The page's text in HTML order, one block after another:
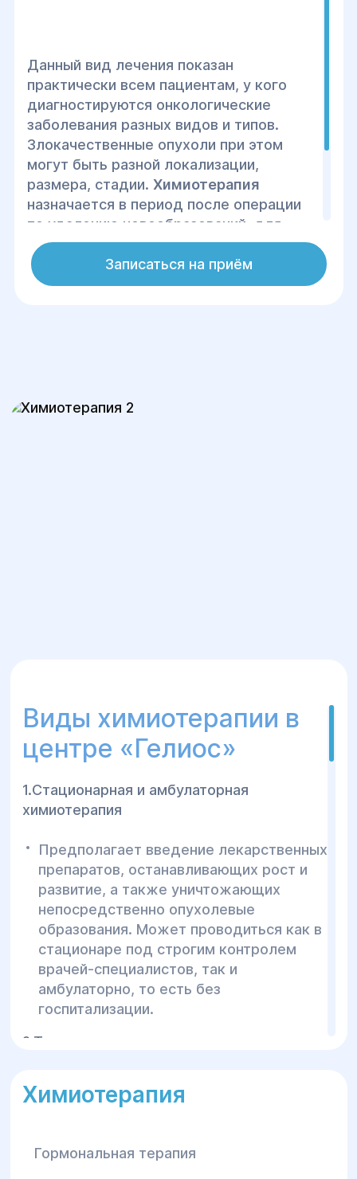
Данный вид лечения показан
практически всем пациентам, у кого
диагностируются онкологические
заболевания разных видов и типов.
Злокачественные опухоли при этом
могут быть разной локализации,
размера, стадии. Химиотерапия
назначается в период после операции
по удалению новообразований, для
предупреждения развития новых
опухолевых образований или перед
хирургическим вмешательством, как
Записаться на приём
Виды химиотерапии в
центре «Гелиос»
1.Стационарная и амбулаторная
химиотерапия
Предполагает введение лекарственных
препаратов, останавливающих рост и
развитие, а также уничтожающих
непосредственно опухолевые
образования. Может проводиться как в
стационаре под строгим контролем
врачей-специалистов, так и
амбулаторно, то есть без
госпитализации.
2.Таргетная терапия
эффективным и безопасным. Таргетные
противоопухолевых. Цель такого типа
Химиотерапия
Гормональная терапия